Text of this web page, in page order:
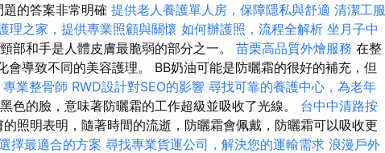
題的答案非常明確 提供老人養護單人房，保障隱私與舒適 清潔工服
理之家，提供專業照顧與關懷 如何辦護照，流程全解析 坐月子中
部和手是人體皮膚最脆弱的部分之一。 苗栗高品質外燴服務 在整
會導致不同的美容護理。 BB奶油可能是防曬霜的很好的補充，但
專業整骨師 RWD設計對SEO的影響 尋找可靠的養護中心，為老年
色的臉，意味著防曬霜的工作超級並吸收了光線。 台中中清路按
的照明表明，隨著時間的流逝，防曬霜會佩戴，防曬霜可以吸收更
擇最適合的方案 尋找專業貨運公司，解決您的運輸需求 浪漫戶外